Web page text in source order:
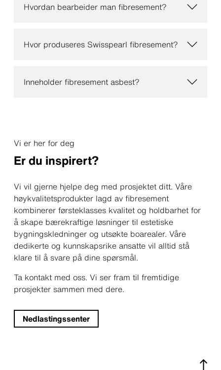
Hvordan bearbeider man fibresement?
Hvor produseres Swisspearl fibresement?
Inneholder fibresement asbest?
Vi er her for deg
Er du inspirert?
Vi vil gjerne hjelpe deg med prosjektet ditt. Våre
høykvalitetsprodukter lagd av fibresement
kombinerer førsteklasses kvalitet og holdbarhet for
å skape bærekraftige løsninger til estetiske
bygningskledninger og utsøkte boarealer. Våre
dedikerte og kunnskapsrike ansatte vil alltid stå
klare til å svare på dine spørsmål.
Ta kontakt med oss. Vi ser fram til fremtidige
prosjekter sammen med dere.
Nedlastingssenter